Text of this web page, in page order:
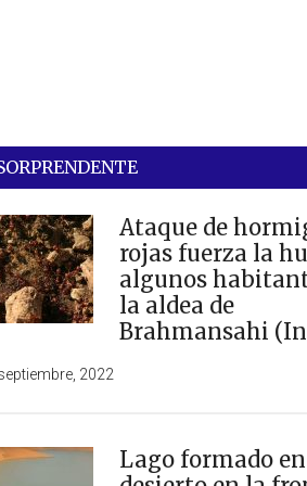
Ataque de
rojas fuerza la
algunos
la aldea de
Brahmansahi
2022
Lago formado